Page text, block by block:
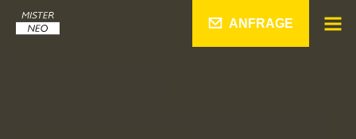
ANFRAGE